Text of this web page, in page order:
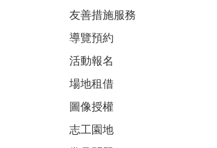
友善措施服務
導覽預約
活動報名
場地租借
圖像授權
志工園地